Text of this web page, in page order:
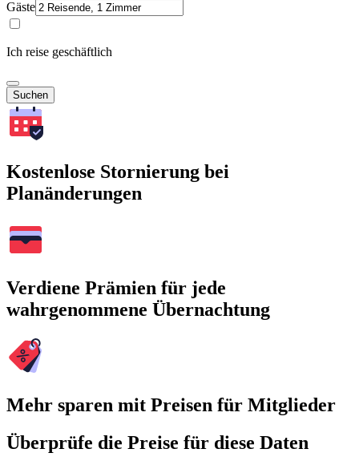
Gäste
Ich reise geschäftlich
Suchen
Kostenlose Stornierung bei
Planänderungen
Verdiene Prämien für jede
wahrgenommene Übernachtung
Mehr sparen mit Preisen für Mitglieder
Überprüfe die Preise für diese Daten